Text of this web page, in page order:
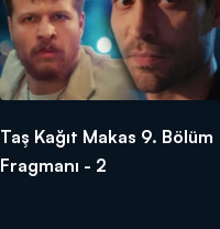
Taş Kağıt Makas 9. Bölüm
Fragmanı - 2